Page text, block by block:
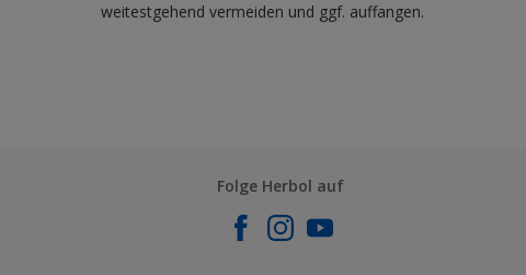
weitestgehend vermeiden und ggf. auffangen.
Folge Herbol auf